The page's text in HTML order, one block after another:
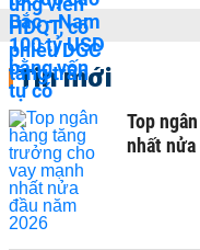
Tin mới
Top
nhất nửa